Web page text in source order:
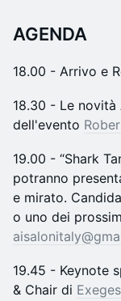
AGENDA
​18.00 - Arrivo e
​​18.30 - Le
dell'evento
​19.00 - “Shark
potranno
e mirato.
o uno dei
19.45 - Keynote
& Chair di